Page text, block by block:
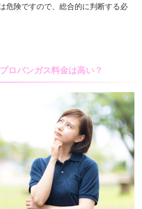
危険ですので、総合的に判断する必
ロパンガス料金は高い？